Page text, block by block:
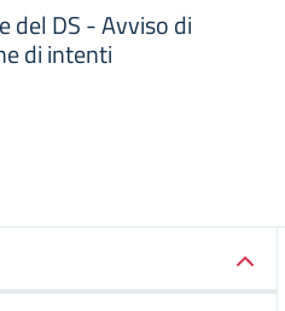
del DS - Avviso di
di intenti